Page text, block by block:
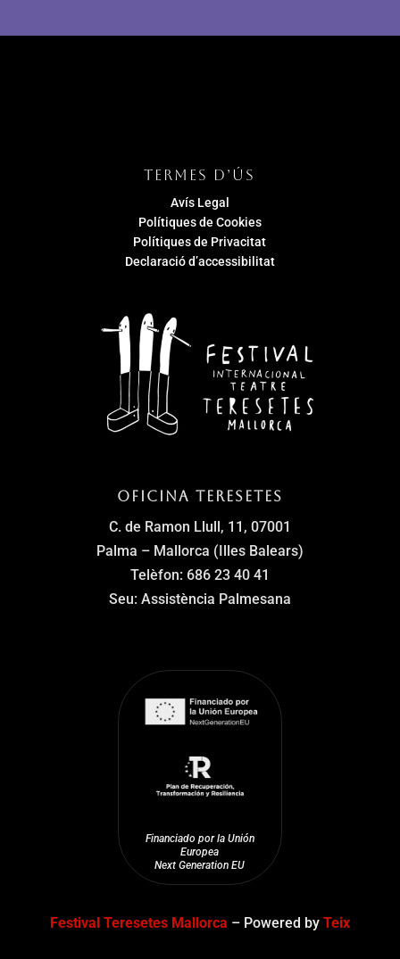
TERMES D’ÚS
Avís Legal
Polítiques de Cookies
Polítiques de Privacitat
Declaració d’accessibilitat
Oficina Teresetes
C. de Ramon Llull, 11, 07001
Palma – Mallorca (Illes Balears)
Telèfon: 686 23 40 41
Seu: Assistència Palmesana
Financiado por la Unión
Europea
Next Generation EU
Festival Teresetes Mallorca – Powered by Teix